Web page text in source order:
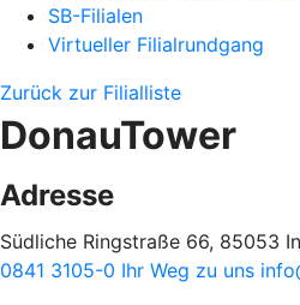
SB-Filialen
Virtueller Filialrundgang
Zurück zur Filialliste
DonauTower
Adresse
Südliche Ringstraße 66, 85053
0841 3105-0 Ihr Weg zu uns